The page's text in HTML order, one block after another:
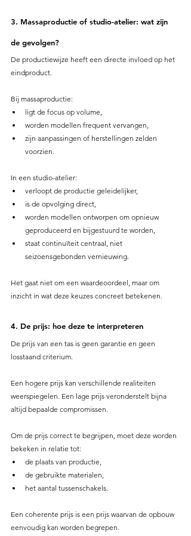
3. Massaproductie of studio-atelier: wat zijn
de gevolgen?
De productiewijze heeft een directe invloed op het
eindproduct.
Bij massaproductie:
ligt de focus op volume,
worden modellen frequent vervangen,
zijn aanpassingen of herstellingen zelden
voorzien.
In een studio-atelier:
verloopt de productie geleidelijker,
is de opvolging direct,
worden modellen ontworpen om opnieuw
geproduceerd en bijgestuurd te worden,
staat continuïteit centraal, niet
seizoensgebonden vernieuwing.
Het gaat niet om een waardeoordeel, maar om
inzicht in wat deze keuzes concreet betekenen.
4. De prijs: hoe deze te interpreteren
De prijs van een tas is geen garantie en geen
losstaand criterium.
Een hogere prijs kan verschillende realiteiten
weerspiegelen. Een lage prijs veronderstelt bijna
altijd bepaalde compromissen.
Om de prijs correct te begrijpen, moet deze worden
bekeken in relatie tot:
de plaats van productie,
de gebruikte materialen,
het aantal tussenschakels.
Een coherente prijs is een prijs waarvan de opbouw
eenvoudig kan worden begrepen.